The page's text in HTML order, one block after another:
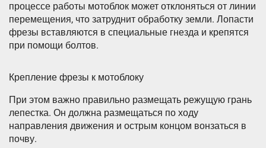
процессе работы мотоблок может отклоняться от линии
перемещения, что затруднит обработку земли. Лопасти
фрезы вставляются в специальные гнезда и крепятся
при помощи болтов.
Крепление фрезы к мотоблоку
При этом важно правильно размещать режущую грань
лепестка. Он должна размещаться по ходу
направления движения и острым концом вонзаться в
почву.